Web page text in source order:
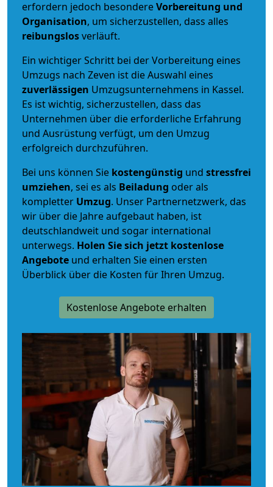
erfordern jedoch besondereVorbereitung und
Organisation, um sicherzustellen, dass alles
reibungslosverläuft.
Ein wichtiger Schritt bei der Vorbereitung eines
Umzugs nach Zeven ist die Auswahl eines
zuverlässigen Umzugsunternehmens in Kassel.
Es ist wichtig, sicherzustellen, dass das
Unternehmen über die erforderliche Erfahrung
und Ausrüstung verfügt, um den Umzug
erfolgreich durchzuführen.
Bei uns können Sie kostengünstig und stressfrei
umziehen, sei es als Beiladung oder als
kompletter Umzug. Unser Partnernetzwerk, das
wir über die Jahre aufgebaut haben, ist
deutschlandweit und sogar international
unterwegs. Holen Sie sich jetzt kostenlose
Angebote und erhalten Sie einen ersten
Überblick über die Kosten für Ihren Umzug.
Kostenlose Angebote erhalten